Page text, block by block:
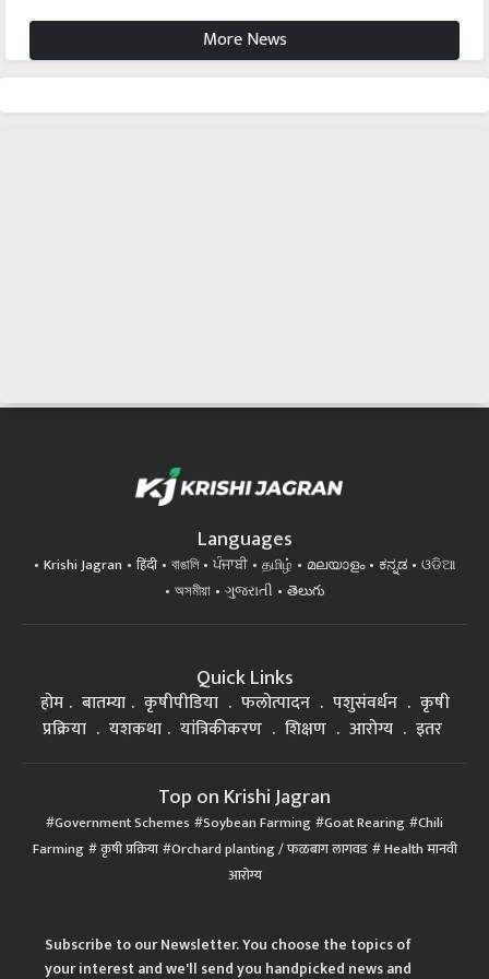
More News
Languages
Krishi Jagran हिंदी বাঙালি ਪੰਜਾਬੀ தமிழ் മലയാളം ಕನ್ನಡ
ଓଡିଆ
অসমীয়া
ગુજરાતી తెలుగు
Quick Links
होम बातम्या कृषीपीडिया फलोत्पादन पशुसंवर्धन
कृषी
प्रक्रिया
यशकथा यांत्रिकीकरण शिक्षण आरोग्य इतर
Top on Krishi Jagran
Government Schemes Soybean Farming Goat Rearing Chili
Farming कृषी प्रक्रिया Orchard planting / फळबाग लागवड Health मानवी
आरोग्य
Subscribe to our Newsletter. You choose the topics of
your interest and we'll send you handpicked news and